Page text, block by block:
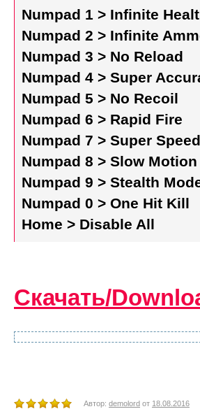
Numpad 1 > Infinite
Numpad 2 > Infinite
Numpad 3 > No Reload
Numpad 4 > Super
Numpad 5 > No Recoil
Numpad 6 > Rapid Fire
Numpad 7 > Super Speed
Numpad 8 > Slow Motion
Numpad 9 > Stealth
Numpad 0 > One Hit Kill
Home > Disable All
Скачать/
Автор: demolord от 18.08.2016